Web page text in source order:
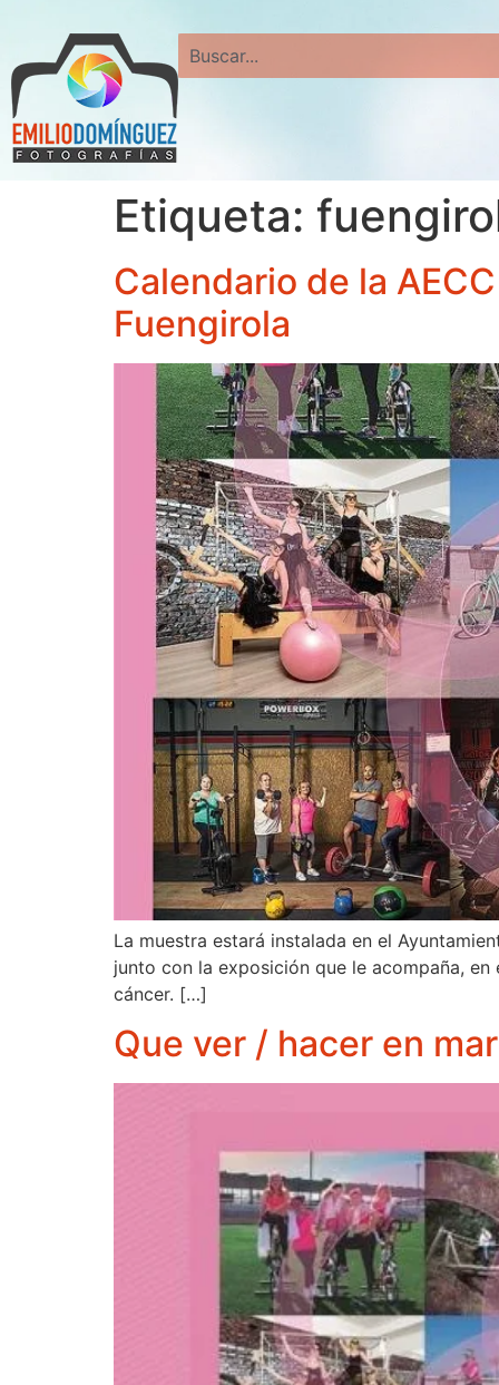
Search
Etiqueta:
Calendario de la
Fuengirola
La muestra estará instalada en el
junto con la exposición que le acompaña,
cáncer. […]
Que ver / hacer en